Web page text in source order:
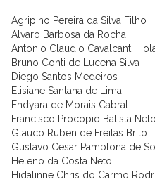
Agripino Pereira da Silva Filho
Alvaro Barbosa da Rocha
Antonio Claudio Cavalcanti
Bruno Conti de Lucena Silva
Diego Santos Medeiros
Elisiane Santana de Lima
Endyara de Morais Cabral
Francisco Procopio Batista Neto
Glauco Ruben de Freitas Brito
Gustavo Cesar Pamplona de
Heleno da Costa Neto
Hidalinne Chris do Carmo